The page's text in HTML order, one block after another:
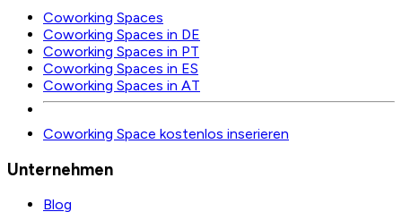
Coworking Spaces
Coworking Spaces in DE
Coworking Spaces in PT
Coworking Spaces in ES
Coworking Spaces in AT
Coworking Space kostenlos inserieren
Unternehmen
Blog